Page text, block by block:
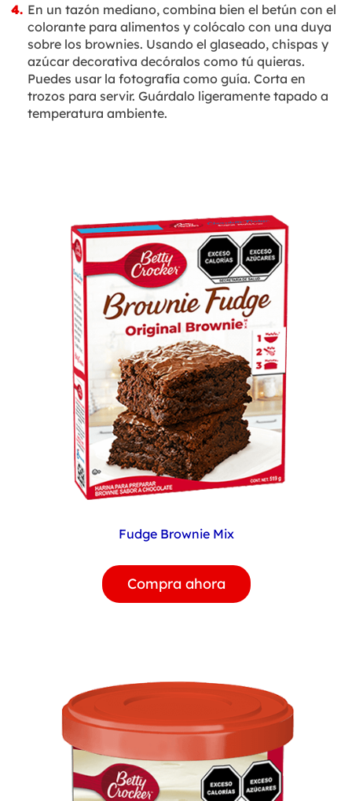
En un tazón mediano, combina bien el betún con el
colorante para alimentos y colócalo con una duya
sobre los brownies. Usando el glaseado, chispas y
azúcar decorativa decóralos como tú quieras.
Puedes usar la fotografía como guía. Corta en
trozos para servir. Guárdalo ligeramente tapado a
temperatura ambiente.
Fudge Brownie Mix
Compra ahora